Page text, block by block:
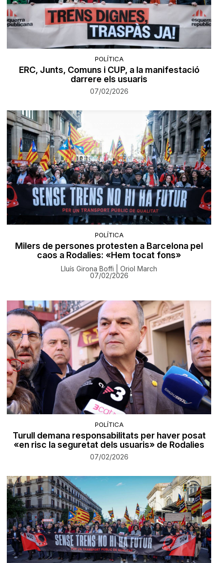
POLÍTICA
ERC, Junts, Comuns i CUP, a la manifestació
darrere els usuaris
07/02/2026
POLÍTICA
Milers de persones protesten a Barcelona pel
caos a Rodalies: «Hem tocat fons»
Lluís Girona Boffi | Oriol March
07/02/2026
POLÍTICA
Turull demana responsabilitats per haver posat
«en risc la seguretat dels usuaris» de Rodalies
07/02/2026